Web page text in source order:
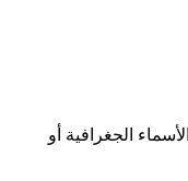
الجغرافية أو